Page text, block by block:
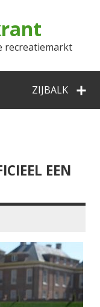
recreatiemarkt
ZIJBALK
EEN